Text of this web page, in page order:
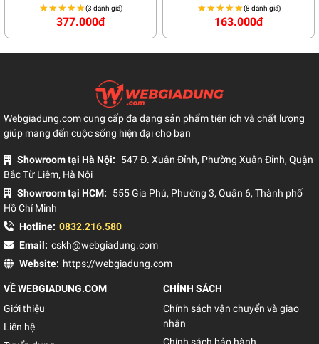
★★★★★
★★★★★(3 đánh giá)
377.000đ
★★★★★
★★★★★(8 đánh giá)
163.000đ
Webgiadung.com cung cấp đa dạng sản phẩm tiện ích và chất lượng
giúp mang đến cuộc sống hiện đại cho bạn
Showroom tại Hà Nội:
547 Đ. Xuân Đỉnh, Phường Xuân Đỉnh, Quận
Bắc Từ Liêm, Hà Nội
Showroom tại HCM:
555 Gia Phú, Phường 3, Quận 6, Thành phố
Hồ Chí Minh
Hotline: 0832.216.580
Email: cskh@webgiadung.com
Website: https://webgiadung.com
VỀ WEBGIADUNG.COM
Giới thiệu
Liên hệ
CHÍNH SÁCH
Chính sách vận chuyển và giao
nhận
Chính sách bảo hành